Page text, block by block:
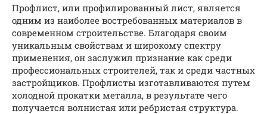
Профлист, или профилированный лист, является
одним из наиболее востребованных материалов в
современном строительстве. Благодаря своим
уникальным свойствам и широкому спектру
применения, он заслужил признание как среди
профессиональных строителей, так и среди частных
застройщиков. Профлисты изготавливаются путем
холодной прокатки металла, в результате чего
получается волнистая или ребристая структура.